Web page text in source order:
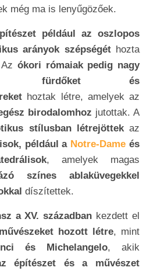
még ma is lenyűgözőek.
például az oszlopos
arányok szépségét hozta
ókori rómaiak pedig nagy
fürdőket és
hoztak létre, amelyek az
birodalomhoz jutottak. A
stílusban létrejöttekaz
például a Notre-Dameés
, amelyek magas
színes ablaküvegekkel
díszítettek.
a XV. században kezdett el
hozott létre, mint
és Michelangelo, akik
építészet és a művészet